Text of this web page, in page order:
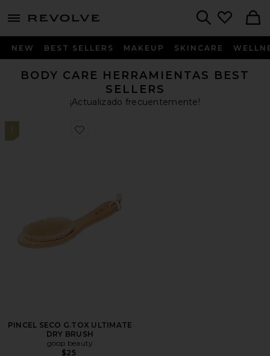
menu - shows more content
NEW BEST SELLERS MAKEUP SKINCARE
BODY CARE HERRAMIENTAS BEST
SELLERS
¡Actualizado frecuentemente!
1
Favorite PINCEL SECO G.TOX ULTIMATE DRY BRUSH
PINCEL SECO G.TOX ULTIMATE
DRY BRUSH
goop beauty
$25